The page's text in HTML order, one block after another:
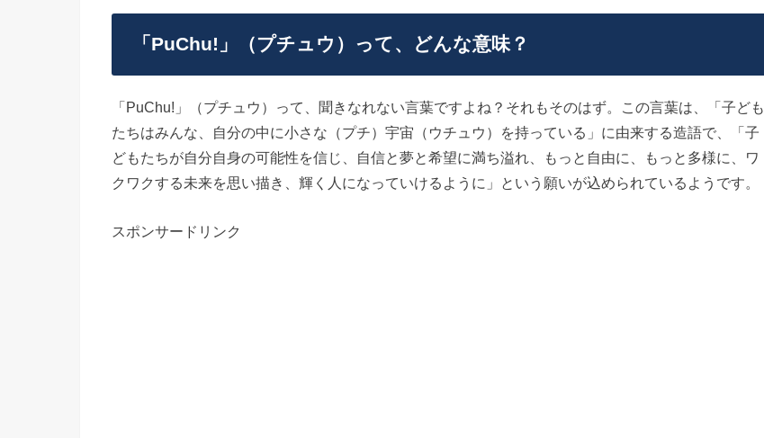
「PuChu!」（プチュウ）って、どんな意味？
「PuChu!」（プチュウ）って、聞きなれない言葉ですよね？それもそのはず。この言葉は、「子ども
たちはみんな、自分の中に小さな（プチ）宇宙（ウチュウ）を持っている」に由来する造語で、「子
どもたちが自分自身の可能性を信じ、自信と夢と希望に満ち溢れ、もっと自由に、もっと多様に、ワ
クワクする未来を思い描き、輝く人になっていけるように」という願いが込められているようです。
スポンサードリンク